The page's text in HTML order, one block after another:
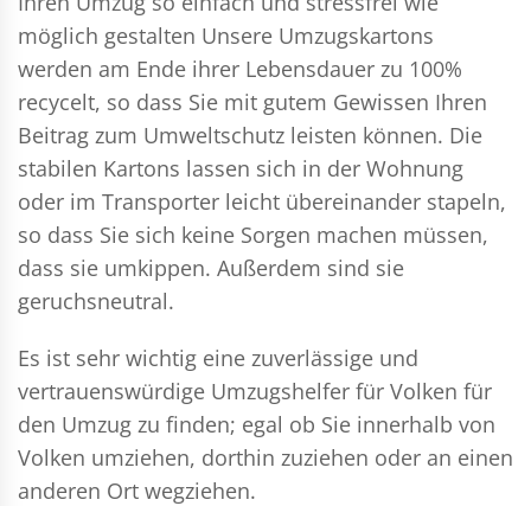
möglich gestalten Unsere Umzugskartons
werden am Ende ihrer Lebensdauer zu 100%
recycelt, so dass Sie mit gutem Gewissen Ihren
Beitrag zum Umweltschutz leisten können. Die
stabilen Kartons lassen sich in der Wohnung
oder im Transporter leicht übereinander stapeln,
so dass Sie sich keine Sorgen machen müssen,
dass sie umkippen. Außerdem sind sie
geruchsneutral.
Es ist sehr wichtig eine zuverlässige und
vertrauenswürdige Umzugshelfer für Volken für
den Umzug zu finden; egal ob Sie innerhalb von
Volken umziehen, dorthin zuziehen oder an einen
anderen Ort wegziehen.